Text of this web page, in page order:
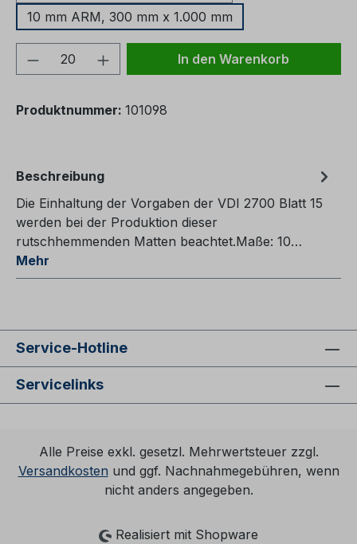
10 mm ARM, 300 mm x 1.000 mm
Produkt Anzahl: Gib denIn den Warenkorb
Produktnummer: 101098
Beschreibung
Die Einhaltung der Vorgaben der VDI 2700 Blatt 15
werden bei der Produktion dieser
rutschhemmenden Matten beachtet.Maße: 10…
Mehr
Service-Hotline
Servicelinks
Alle Preise exkl. gesetzl. Mehrwertsteuer zzgl.
Versandkosten und ggf. Nachnahmegebühren, wenn
nicht anders angegeben.
Realisiert mit Shopware